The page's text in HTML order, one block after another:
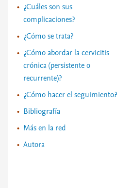
¿Cuáles son sus
complicaciones?
¿Cómo se trata?
¿Cómo abordar la cervicitis
crónica (persistente o
recurrente)?
¿Cómo hacer el seguimiento?
Bibliografía
Más en la red
Autora